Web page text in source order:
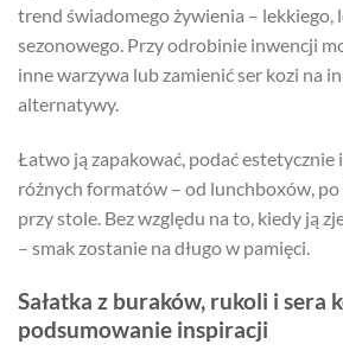
trend świadomego żywienia – lekkiego,
sezonowego. Przy odrobinie inwencji
inne warzywa lub zamienić ser kozi na
alternatywy.
Łatwo ją zapakować, podać estetycznie
różnych formatów – od lunchboxów,
przy stole. Bez względu na to, kiedy ją
– smak zostanie na długo w pamięci.
Sałatka z buraków, rukoli i sera
podsumowanie inspiracji